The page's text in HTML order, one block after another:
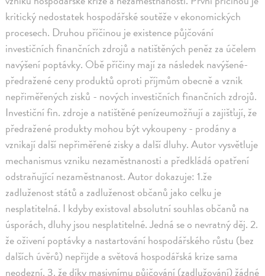
kritický nedostatek hospodářské soutěže v ekonomických
procesech. Druhou příčinou je existence půjčování
investičních finančních zdrojů a natištěných peněz za účelem
navýšení poptávky. Obě příčiny mají za následek navýšené-
předražené ceny produktů oproti příjmům obecně a vznik
nepřiměřených zisků - nových investičních finančních zdrojů.
Investiční fin. zdroje a natištěné penízeumožňují a zajišťují, že
předražené produkty mohou být vykoupeny - prodány a
vznikají další nepřiměřené zisky a další dluhy. Autor vysvětluje
mechanismus vzniku nezaměstnanosti a předkládá opatření
odstraňující nezaměstnanost. Autor dokazuje: 1.že
zadluženost států a zadluženost občanů jako celku je
nesplatitelná. I kdyby existoval absolutní souhlas občanů na
úsporách, dluhy jsou nesplatitelné. Jedná se o nevratný děj. 2.
že oživení poptávky a nastartování hospodářského růstu (bez
dalších úvěrů) nepřijde a světová hospodářská krize sama
neodezní. 3. že díky masivnímu půjčování (zadlužování) žádné